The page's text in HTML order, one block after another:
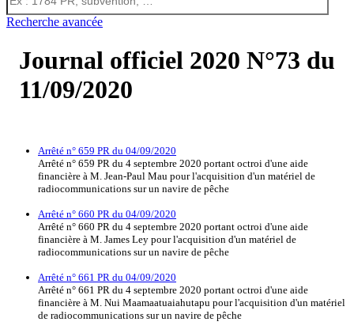
Recherche avancée
Journal officiel 2020 N°73 du
11/09/2020
Arrêté n° 659 PR du 04/09/2020
Arrêté n° 659 PR du 4 septembre 2020 portant octroi d'une aide
financière à M. Jean-Paul Mau pour l'acquisition d'un matériel de
radiocommunications sur un navire de pêche
Arrêté n° 660 PR du 04/09/2020
Arrêté n° 660 PR du 4 septembre 2020 portant octroi d'une aide
financière à M. James Ley pour l'acquisition d'un matériel de
radiocommunications sur un navire de pêche
Arrêté n° 661 PR du 04/09/2020
Arrêté n° 661 PR du 4 septembre 2020 portant octroi d'une aide
financière à M. Nui Maamaatuaiahutapu pour l'acquisition d'un matériel
de radiocommunications sur un navire de pêche